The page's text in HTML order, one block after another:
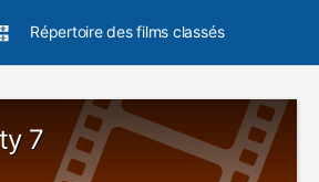
Répertoire des films classés
7